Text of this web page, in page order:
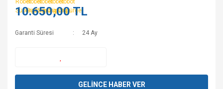
10.650,00 TL
Garanti Süresi 24 Ay
GELİNCE HABER VER